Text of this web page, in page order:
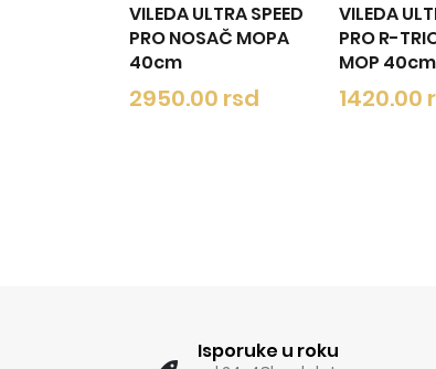
VILEDA ULTRA SPEED
PRO NOSAČ MOPA
2950.00 rsd
VILEDA ULTRASPEED
PRO R-TRIO MAX
1420.00 rsd
Isporuke u roku